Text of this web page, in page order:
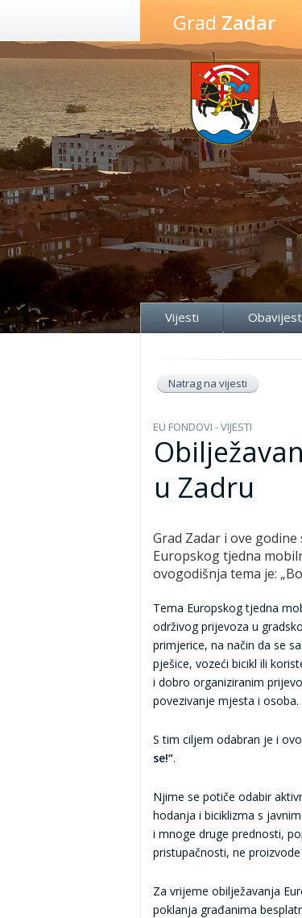
Preskoči
sadržaj
Grad Zadar
Vijesti
Natrag na vijesti
EU FONDOVI - VIJESTI
u Zadru
Grad Zadar i ove
Europskog tjedna
ovogodišnja tema je:
Tema Europskog tjedna
održivog prijevoza u
primjerice, na način da se
pješice, vozeći bicikl ili
i dobro organiziranim
povezivanje mjesta i osoba.
S tim ciljem odabran je i
se!“.
Njime se potiče odabir
hodanja i biciklizma s
i mnoge druge prednosti,
pristupačnosti, ne
Za vrijeme obilježavanja
poklanja građanima